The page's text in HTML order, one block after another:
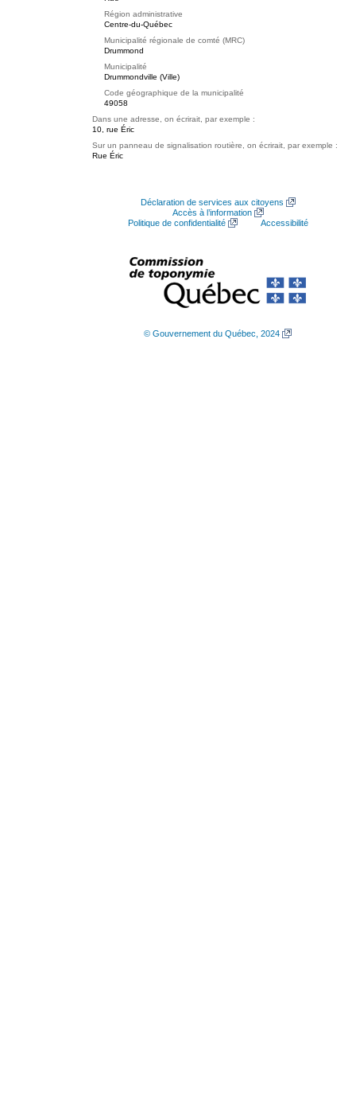
Région administrative
Centre-du-Québec
Municipalité régionale de comté (MRC)
Drummond
Municipalité
Drummondville (Ville)
Code géographique de la municipalité
49058
Dans une adresse, on écrirait, par exemple :
10, rue Éric
Sur un panneau de signalisation routière, on écrirait, par exemple :
Rue Éric
Déclaration de services aux citoyens
Accès à l’information
Politique de confidentialité
Accessibilité
© Gouvernement du Québec, 2024